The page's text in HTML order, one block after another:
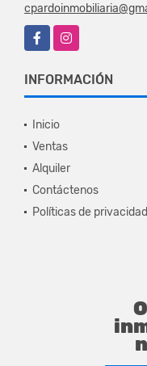
FacebookInstagram
INFORMACIÓN
Inicio
Ventas
Alquiler
Contáctenos
Políticas de privacidad